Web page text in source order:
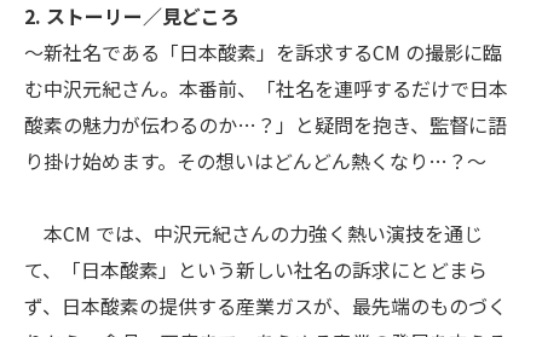
2. ストーリー／見どころ
～新社名である「日本酸素」を訴求するCM の撮影に臨
む中沢元紀さん。本番前、「社名を連呼するだけで日本
酸素の魅力が伝わるのか…？」と疑問を抱き、監督に語
り掛け始めます。その想いはどんどん熱くなり…？～
本CM では、中沢元紀さんの力強く熱い演技を通じ
て、「日本酸素」という新しい社名の訴求にとどまら
ず、日本酸素の提供する産業ガスが、最先端のものづく